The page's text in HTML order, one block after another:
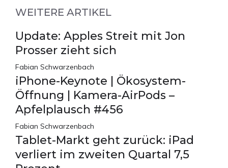
WEITERE ARTIKEL
Update: Apples Streit mit Jon
Prosser zieht sich
Fabian Schwarzenbach
iPhone-Keynote | Ökosystem-
Öffnung | Kamera-AirPods –
Apfelplausch #456
Fabian Schwarzenbach
Tablet-Markt geht zurück: iPad
verliert im zweiten Quartal 7,5